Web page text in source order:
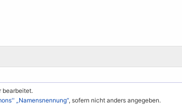
bearbeitet.
„Namensnennung“, sofern nicht anders angegeben.